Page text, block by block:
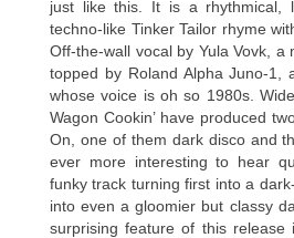
just like this. It is a rhythmical,
techno-like Tinker Tailor rhyme
Off-the-wall vocal by Yula Vovk, a
topped by Roland Alpha Juno-1,
whose voice is oh so 1980s.
Wagon Cookin’ have produced
On, one of them dark disco and
ever more interesting to hear
funky track turning first into a
into even a gloomier but classy
surprising feature of this